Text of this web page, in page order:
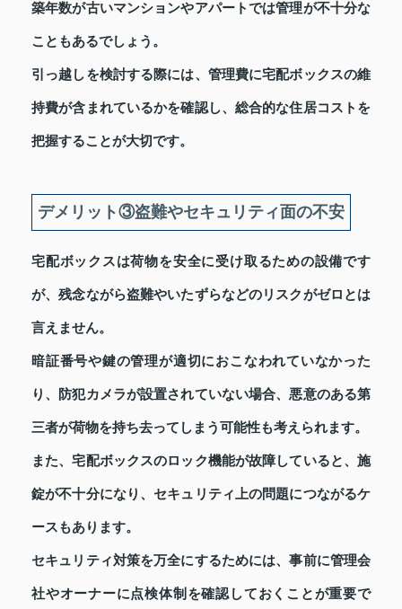
築年数が古いマンションやアパートでは管理が不十分な
こともあるでしょう。
引っ越しを検討する際には、管理費に宅配ボックスの維
持費が含まれているかを確認し、総合的な住居コストを
把握することが大切です。
デメリット③盗難やセキュリティ面の不安
宅配ボックスは荷物を安全に受け取るための設備です
が、残念ながら盗難やいたずらなどのリスクがゼロとは
言えません。
暗証番号や鍵の管理が適切におこなわれていなかった
り、防犯カメラが設置されていない場合、悪意のある第
三者が荷物を持ち去ってしまう可能性も考えられます。
また、宅配ボックスのロック機能が故障していると、施
錠が不十分になり、セキュリティ上の問題につながるケ
ースもあります。
セキュリティ対策を万全にするためには、事前に管理会
社やオーナーに点検体制を確認しておくことが重要で